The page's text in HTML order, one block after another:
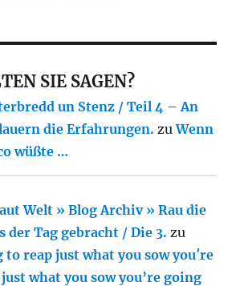
SIE SAGEN?
un Stenz / Teil 4 – An
die Erfahrungen. zuWenn
wüßte …
Welt » Blog Archiv » Rau die
der Tag gebracht / Die 3. zu
to reap just what you sow you′re
what you sow you’re going